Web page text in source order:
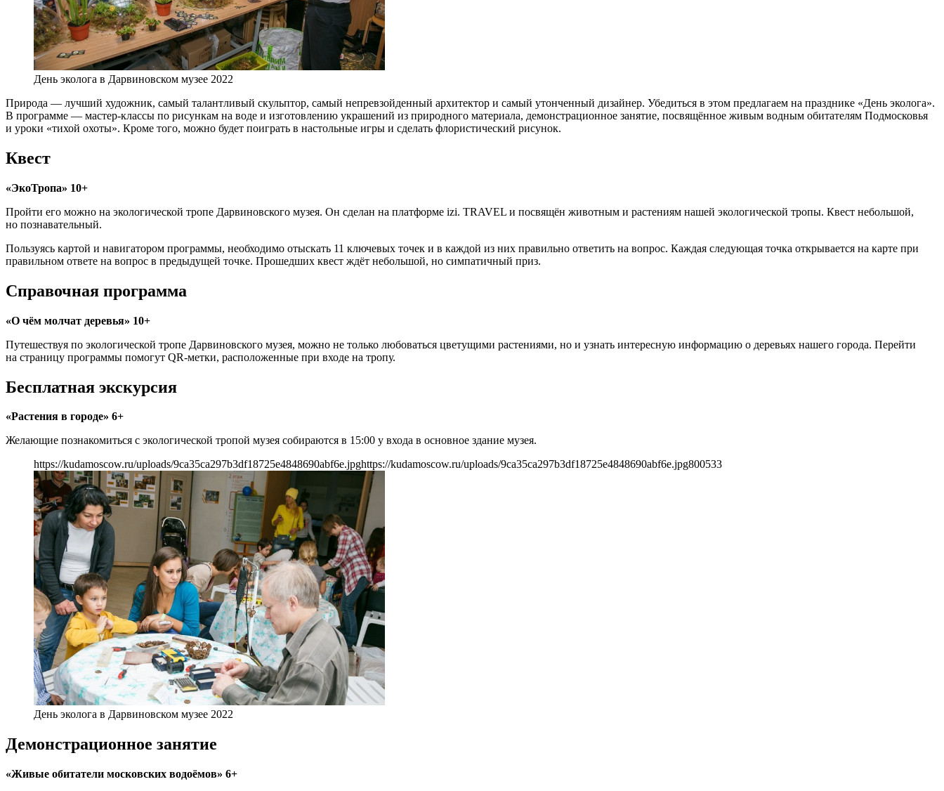
День эколога в Дарвиновском музее 2022
Природа — лучший художник, самый талантливый скульптор, самый непревзойденный архитектор и самый утонченный дизайнер. Убедиться в этом предлагаем на празднике «День эколога».
В программе — мастер-классы по рисункам на воде и изготовлению украшений из природного материала, демонстрационное занятие, посвящённое живым водным обитателям Подмосковья
и уроки «тихой охоты». Кроме того, можно будет поиграть в настольные игры и сделать флористический рисунок.
Квест
«ЭкоТропа» 10+
Пройти его можно на экологической тропе Дарвиновского музея. Он сделан на платформе izi. TRAVEL и посвящён животным и растениям нашей экологической тропы. Квест небольшой,
но познавательный.
Пользуясь картой и навигатором программы, необходимо отыскать 11 ключевых точек и в каждой из них правильно ответить на вопрос. Каждая следующая точка открывается на карте при
правильном ответе на вопрос в предыдущей точке. Прошедших квест ждёт небольшой, но симпатичный приз.
Справочная программа
«О чём молчат деревья» 10+
Путешествуя по экологической тропе Дарвиновского музея, можно не только любоваться цветущими растениями, но и узнать интересную информацию о деревьях нашего города. Перейти
на страницу программы помогут QR-метки, расположенные при входе на тропу.
Бесплатная экскурсия
«Растения в городе» 6+
Желающие познакомиться с экологической тропой музея собираются в 15:00 у входа в основное здание музея.
https://kudamoscow.ru/uploads/9ca35ca297b3df18725e4848690abf6e.jpghttps://kudamoscow.ru/uploads/9ca35ca297b3df18725e4848690abf6e.jpg800533
День эколога в Дарвиновском музее 2022
Демонстрационное занятие
«Живые обитатели московских водоёмов» 6+